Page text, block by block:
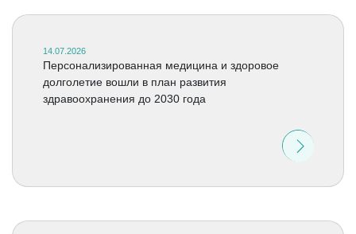
14.07.2026
Персонализированная медицина и здоровое
долголетие вошли в план развития
здравоохранения до 2030 года